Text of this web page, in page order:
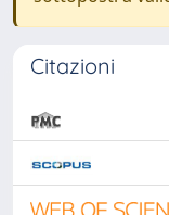
Citazioni